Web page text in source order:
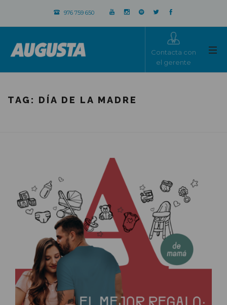
976 759 650
Contacta con
el gerente
TAG: DÍA DE LA MADRE